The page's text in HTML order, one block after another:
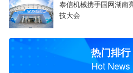
泰信机械携手国网湖南
技大会
热门排行
Hot News